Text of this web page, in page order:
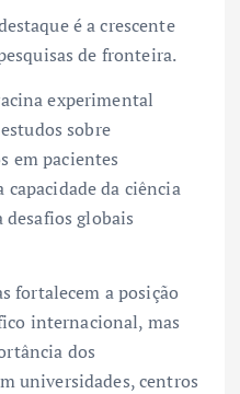
é a crescente
de fronteira.
experimental
sobre
em pacientes
da ciência
globais
fortalecem a posição
internacional, mas
dos
universidades, centros